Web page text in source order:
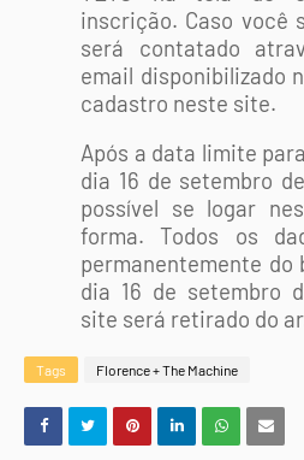
inscrição. Caso você
será contatado
email disponibilizado
cadastro neste site.
Após a data limite
dia 16 de setembro
possível se logar
forma. Todos os
permanentemente do
dia 16 de setembro
site será retirado do
Tags Florence + The Machine